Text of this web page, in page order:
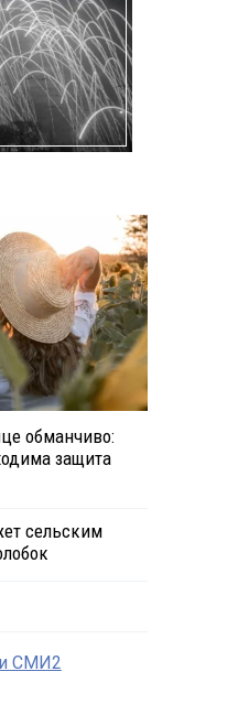
обманчиво:
защита
сельским
СМИ2